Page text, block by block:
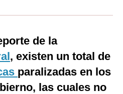
de la
, existen un total de
paralizadas en los
las cuales no